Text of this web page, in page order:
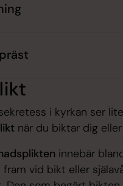
i kyrkan ser
när du biktar dig
innebär
vid bikt eller